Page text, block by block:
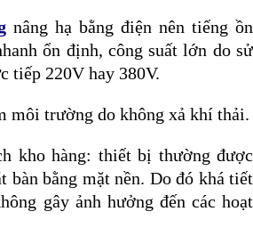
nâng hạ bằng điện nên tiếng ồn
ổn định, công suất lớn do sử
tiếp 220V hay 380V.
môi trường do không xả khí thải.
kho hàng: thiết bị thường được
bàn bằng mặt nền. Do đó khá tiết
gây ảnh hưởng đến các hoạt